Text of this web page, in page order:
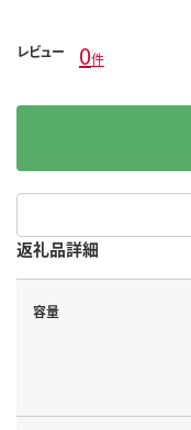
レビュー 0件
返礼品詳細
容量